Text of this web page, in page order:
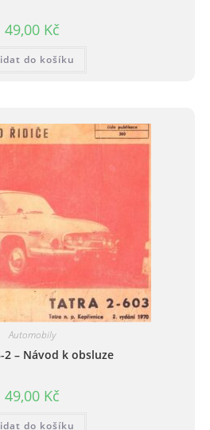
49,00 Kč
do košíku
Automobily
2 – Návod k obsluze
49,00 Kč
do košíku